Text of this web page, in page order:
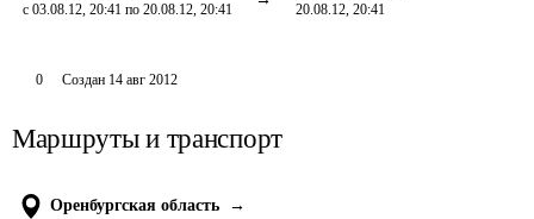
с 03.08.12, 20:41 по 20.08.12, 20:41
20.08.12, 20:41
0 Создан 14 авг 2012
Маршруты и транспорт
Оренбургская область
→